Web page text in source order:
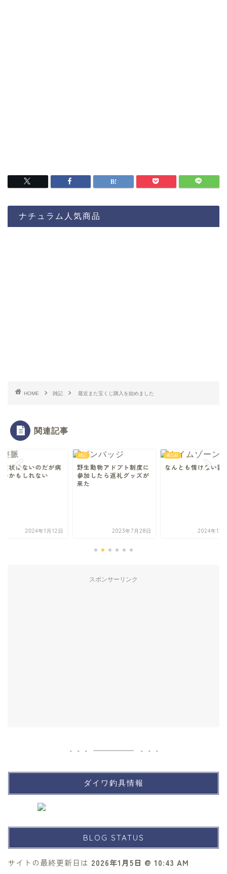
ナチュラム人気商品
HOME 雑記 最近また宝くじ購入を始めました
関連記事
症状はないのだが病
のかもしれない
2024年1月12日
雑記
野生動物アドプト制度に
参加したら返礼グッズが
来た
2023年7月28日
備忘録
なんとも情けない話
2024年12
スポンサーリンク
ダイワ釣具情報
BLOG STATUS
サイトの最終更新日は 2026年1月5日 @ 10:43 AM